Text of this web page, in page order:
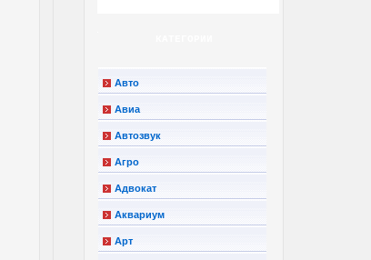
Авто
Авиа
Автозвук
Агро
Адвокат
Аквариум
Арт